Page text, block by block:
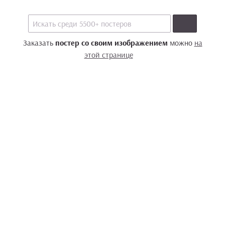
Заказать постер со своим изображением можно на
этой странице